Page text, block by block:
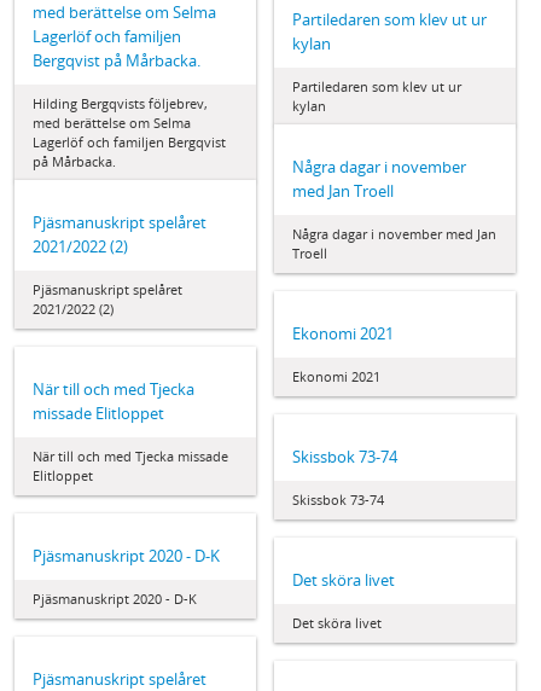
med berättelse om Selma
Lagerlöf och familjen
Bergqvist på Mårbacka.
Hilding Bergqvists följebrev,
med berättelse om Selma
Lagerlöf och familjen Bergqvist
på Mårbacka.
Partiledaren som klev ut ur
kylan
Partiledaren som klev ut ur
kylan
Några dagar i november
med Jan Troell
Några dagar i november med Jan
Troell
Pjäsmanuskript spelåret
2021/2022 (2)
Pjäsmanuskript spelåret
2021/2022 (2)
Ekonomi 2021
Ekonomi 2021
När till och med Tjecka
missade Elitloppet
När till och med Tjecka missade
Elitloppet
Skissbok 73-74
Skissbok 73-74
Pjäsmanuskript 2020 - D-K
Pjäsmanuskript 2020 - D-K
Det sköra livet
Det sköra livet
Pjäsmanuskript spelåret